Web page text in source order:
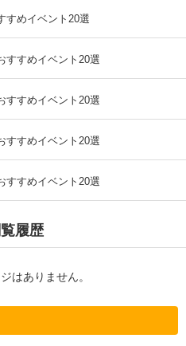
すめイベント20選
すすめイベント20選
すすめイベント20選
すすめイベント20選
すすめイベント20選
履歴
はありません。